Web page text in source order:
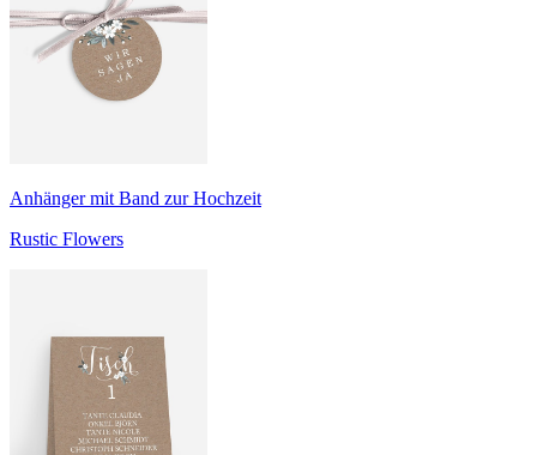
Anhänger mit Band zur Hochzeit
Rustic Flowers